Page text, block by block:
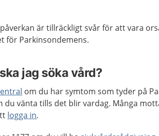
är tillräckligt svår för att vara
för Parkinsondemens.
jag söka vård?
om du har symtom som tyder på
du vänta tills det blir vardag. Många
logga in.